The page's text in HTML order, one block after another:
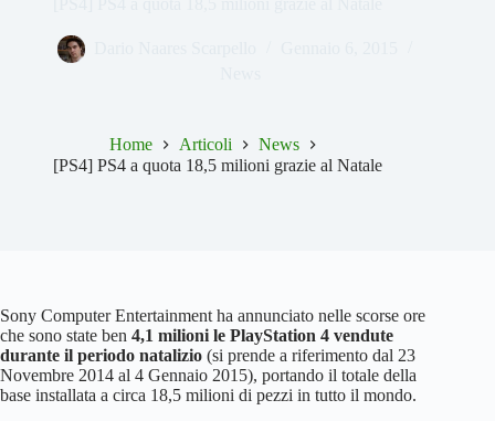
Home Articoli
News
[PS4] PS4 a quota 18,5 milioni grazie al Natale
Sony Computer Entertainment ha annunciato nelle scorse ore
che sono state ben 4,1 milioni le PlayStation 4 vendute
durante il periodo natalizio (si prende a riferimento dal 23
Novembre 2014 al 4 Gennaio 2015), portando il totale della
base installata a circa 18,5 milioni di pezzi in tutto il mondo.